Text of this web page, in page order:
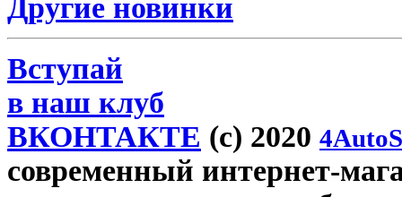
Другие новинки
Вступай
в наш клуб
ВКОНТАКТЕ (c) 2020
современный интернет-